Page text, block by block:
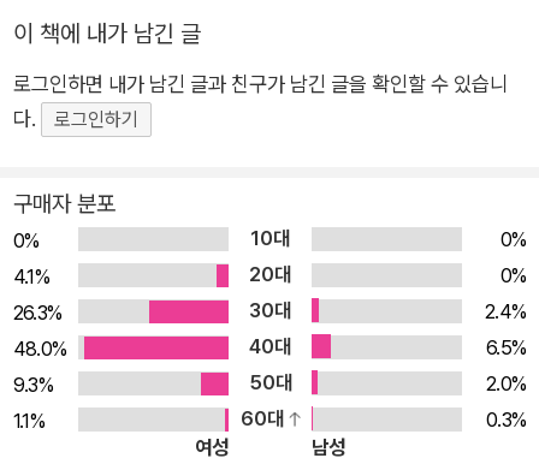
스러울 만도 한 상황에서도 모든 존재들은 기죽는 법이 없다. 지
간다. 어쩐지 용기가 솟아난다. 우리 곁을 맴돌다 때때로 찾아오
고 마는 아픔과 슬픔, 좌절의 순간들 위에 씩씩함이 야무지게 놓
찬 동시집의 진가는 “꿈과 현실의 거리”(이안), 거기서 오는 통증
을 간직하면서도 삶을 긍정한다는 데 있다. 『내가 왔다』는 「주전
자」로 제1회 동시마중 작품상을 받은 방주현 시인의 첫 동시집이
다. 급식으로 짜장면이 나왔을 때처럼 신나고, 뽀얗게 씻긴 비누
를 볼 때처럼 기분 좋고, 맑게 갠 날 걷고 싶은 마음처럼 산뜻한
동시들이 담겼다. 웃음을 주면서 힘도 주기란 쉽지 않은 일인데
『내가 왔다』는 그걸 해낸다. 배경 속에 숨은 것, 장면 바깥에 있는
이 책에 내가 남긴 글
로그인하면 내가 남긴 글과 친구가 남긴 글을 확인할 수 있습니
다.
로그인하기
구매자 분포
0% 10대
0%
4.1%
20대
0%
26.3%
30대
2.4%
48.0%
40대
6.5%
9.3%
50대
2.0%
1.1%
60대
0.3%
여성
남성